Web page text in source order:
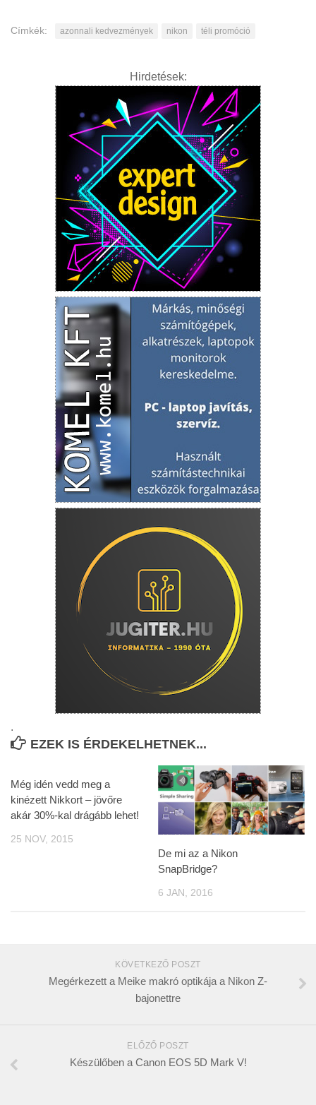
Címkék: azonnali kedvezmények nikon téli promóció
Hirdetések:
.
EZEK IS ÉRDEKELHETNEK...
Még idén vedd meg a
kinézett Nikkort – jövőre
akár 30%-kal drágább lehet!
25 NOV, 2015
De mi az a Nikon
SnapBridge?
6 JAN, 2016
KÖVETKEZŐ POSZT
Megérkezett a Meike makró optikája a Nikon Z-
bajonettre
ELŐZŐ POSZT
Készülőben a Canon EOS 5D Mark V!